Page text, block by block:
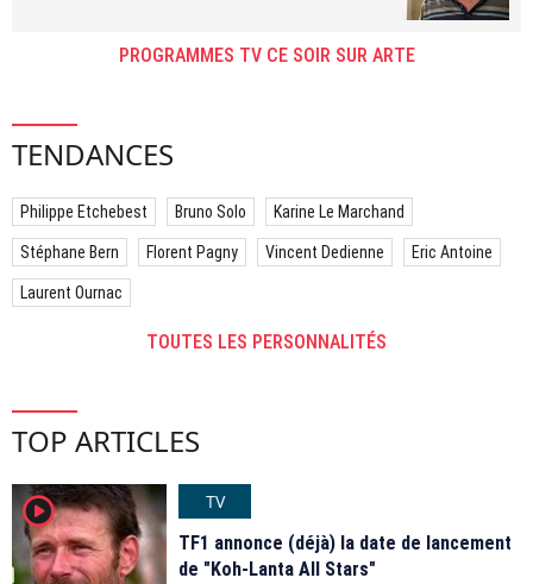
PROGRAMMES TV CE SOIR SUR ARTE
TENDANCES
Philippe Etchebest Bruno Solo Karine Le Marchand
Stéphane Bern Florent Pagny Vincent Dedienne Eric Antoine
Laurent Ournac
TOUTES LES PERSONNALITÉS
TOP ARTICLES
player2
TV
TF1 annonce (déjà) la date de lancement
de "Koh-Lanta All Stars"